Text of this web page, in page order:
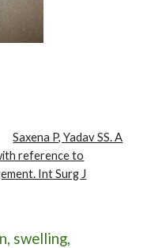
Saxena P, Yadav SS. A
reference to
Int Surg J
swelling,